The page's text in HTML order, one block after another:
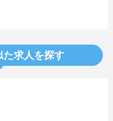
た求人を探す